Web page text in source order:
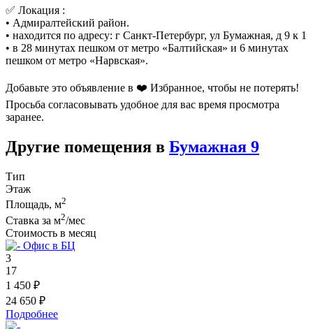
✅ Локация :
• Адмиралтейский район.
• находится по адресу: г Санкт-Петербург, ул Бумажная, д 9 к 1
• в 28 минутах пешком от метро «Балтийская» и 6 минутах
пешком от метро «Нарвская».
Добавьте это объявление в ❤️ Избранное, чтобы не потерять!
Просьба согласовывать удобное для вас время просмотра
заранее.
Другие помещения в Бумажная 9
Тип
Этаж
Площадь, м2
Ставка за м2/мес
Стоимость в месяц
Офис в БЦ
3
17
1 450 ₽
24 650 ₽
Подробнее